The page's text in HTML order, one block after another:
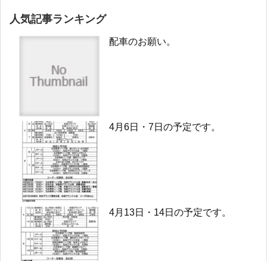
人気記事ランキング
配車のお願い。
4月6日・7日の予定です。
4月13日・14日の予定です。